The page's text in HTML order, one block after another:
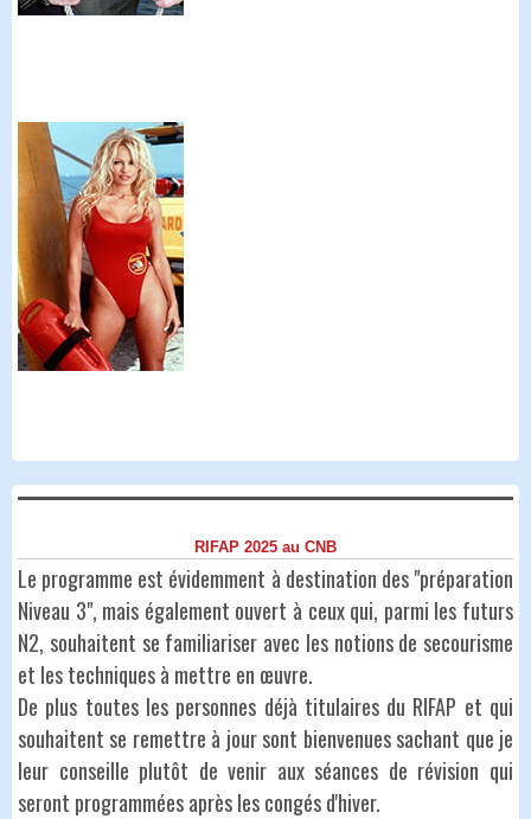
RIFAP 2025 au CNB
Le programme est évidemment à destination des "préparation
Niveau 3", mais également ouvert à ceux qui, parmi les futurs
N2, souhaitent se familiariser avec les notions de secourisme
et les techniques à mettre en œuvre.
De plus toutes les personnes déjà titulaires du RIFAP et qui
souhaitent se remettre à jour sont bienvenues sachant que je
leur conseille plutôt de venir aux séances de révision qui
seront programmées après les congés d'hiver.